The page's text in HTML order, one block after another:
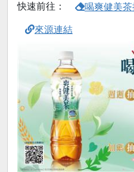
快速前往： 喝爽健美
來源連結